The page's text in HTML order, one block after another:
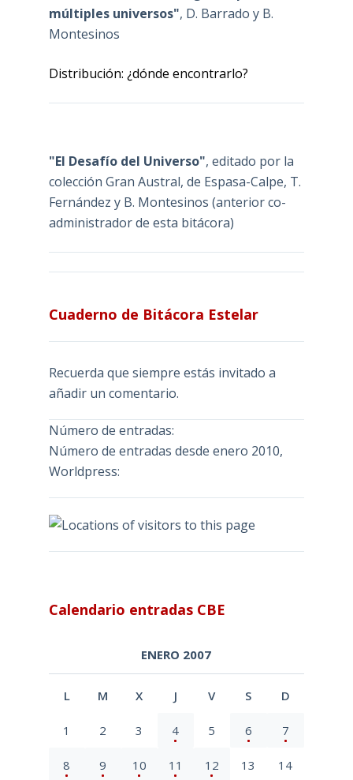
múltiples universos", D. Barrado y B.
Montesinos
Distribución: ¿dónde encontrarlo?
"El Desafío del Universo", editado por la
colección Gran Austral, de Espasa-Calpe, T.
Fernández y B. Montesinos (anterior co-
administrador de esta bitácora)
Cuaderno de Bitácora Estelar
Recuerda que siempre estás invitado a
añadir un comentario.
Número de entradas:
Número de entradas desde enero 2010,
Worldpress:
Calendario entradas CBE
ENERO 2007
L M X J V S D
1 2 3 4 5 6 7
8 9 10 11 12 13 14